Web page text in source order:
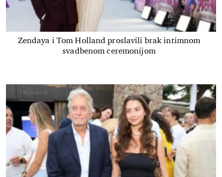
Zendaya i Tom Holland proslavili brak intimnom
svadbenom ceremonijom